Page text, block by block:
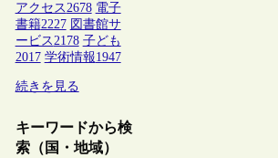
アクセス2678 電子
書籍2227 図書館サ
ービス2178 子ども
2017 学術情報1947
続きを見る
キーワードから検
索（国・地域）